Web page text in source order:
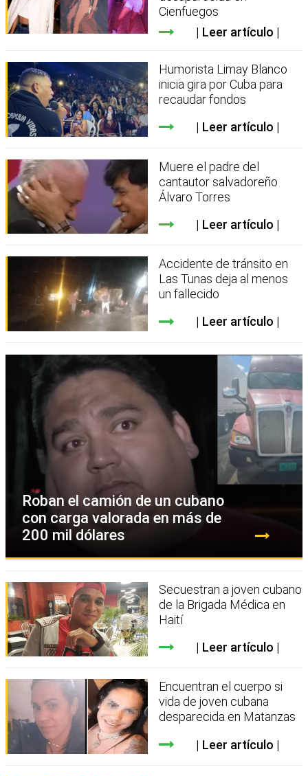
Cienfuegos
Leer artículo
Humorista Limay Blanco
inicia gira por Cuba para
recaudar fondos
Leer artículo
Muere el padre del
cantautor salvadoreño
Álvaro Torres
Leer artículo
Accidente de tránsito en
Las Tunas deja al menos
un fallecido
Leer artículo
Roban el camión de un cubano
con carga valorada en más de
200 mil dólares
Secuestran a joven cubano
de la Brigada Médica en
Haití
Leer artículo
Encuentran el cuerpo si
vida de joven cubana
desparecida en Matanzas
Leer artículo